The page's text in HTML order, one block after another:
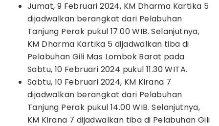
Jumat, 9 Februari 2024, KM Dharma Kartika 5
dijadwalkan berangkat dari Pelabuhan
Tanjung Perak pukul 17.00 WIB. Selanjutnya,
KM Dharma Kartika 5 dijadwalkan tiba di
Pelabuhan Gili Mas Lombok Barat pada
Sabtu, 10 Februari 2024 pukul 11.30 WITA.
Sabtu, 10 Februari 2024, KM Kirana 7
dijadwalkan berangkat dari Pelabuhan
Tanjung Perak pukul 14.00 WIB. Selanjutnya,
KM Kirana 7 dijadwalkan tiba di Pelabuhan Gili